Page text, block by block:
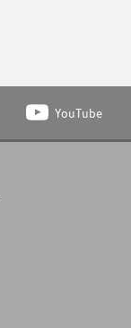
YouTube